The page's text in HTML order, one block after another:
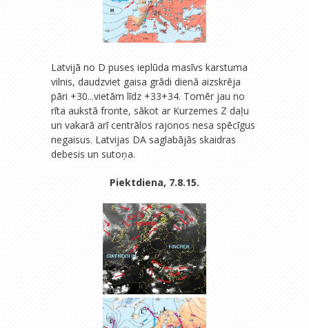
Latvijā no D puses ieplūda masīvs karstuma
vilnis, daudzviet gaisa grādi dienā aizskrēja
pāri +30...vietām līdz +33+34. Tomēr jau no
rīta aukstā fronte, sākot ar Kurzemes Z daļu
un vakarā arī centrālos rajonos nesa spēcīgus
negaisus. Latvijas DA saglabājās skaidras
debesis un sutoņa.
Piektdiena, 7.8.15.